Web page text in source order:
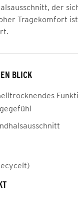
der
Tragekomfort
BLICK